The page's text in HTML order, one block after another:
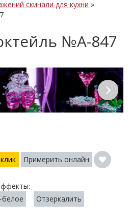
скинали для кухни »
№А-847
Примерить онлайн
Отзеркалить